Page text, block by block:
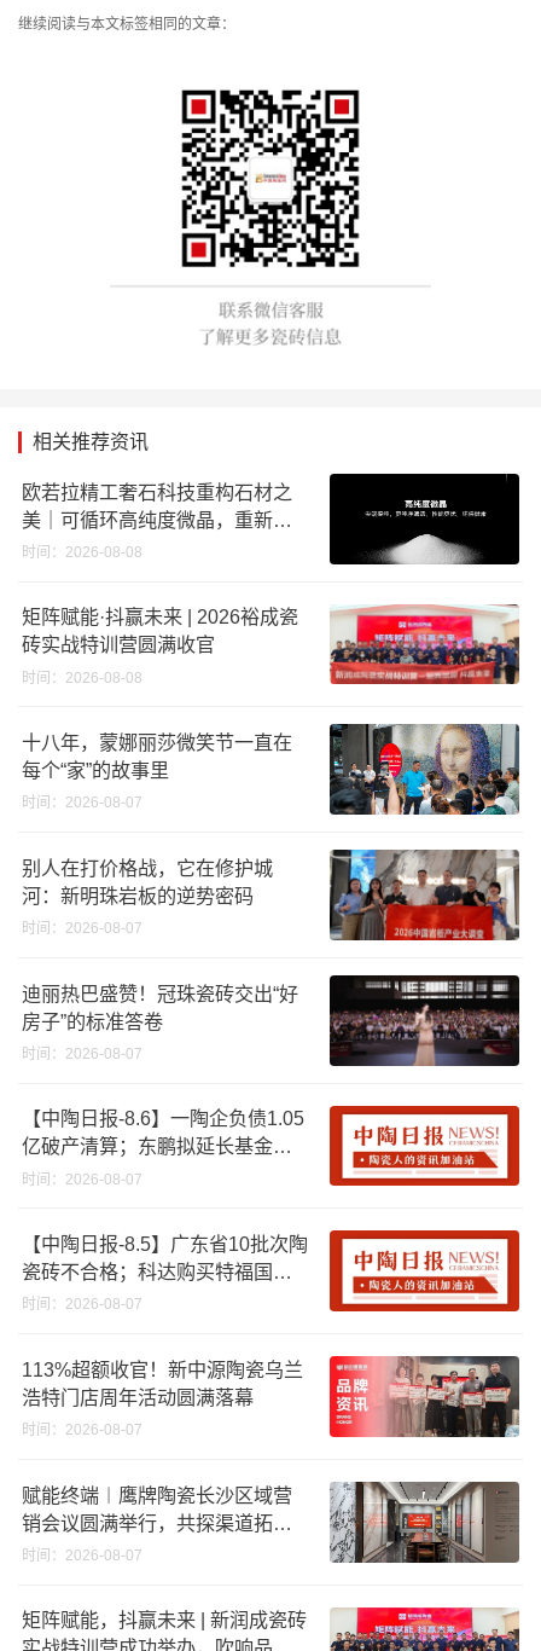
继续阅读与本文标签相同的文章：
相关推荐资讯
欧若拉精工奢石科技重构石材之
美｜可循环高纯度微晶，重新定
义高端奢石原料
时间：2026-08-08
矩阵赋能·抖赢未来 | 2026裕成瓷
砖实战特训营圆满收官
时间：2026-08-08
十八年，蒙娜丽莎微笑节一直在
每个“家”的故事里
时间：2026-08-07
别人在打价格战，它在修护城
河：新明珠岩板的逆势密码
时间：2026-08-07
迪丽热巴盛赞！冠珠瓷砖交出“好
房子”的标准答卷
时间：2026-08-07
【中陶日报-8.6】一陶企负债1.05
亿破产清算；东鹏拟延长基金投
资期限；工信部开展建陶行业能
时间：2026-08-07
【中陶日报-8.5】广东省10批次陶
瓷砖不合格；科达购买特福国际
股份申请未通过；蒙娜丽莎5千万
破18亿元
时间：2026-08-07
113%超额收官！新中源陶瓷乌兰
浩特门店周年活动圆满落幕
时间：2026-08-07
赋能终端︱鹰牌陶瓷长沙区域营
销会议圆满举行，共探渠道拓展
与门店升级新路径
时间：2026-08-07
矩阵赋能，抖赢未来 | 新润成瓷砖